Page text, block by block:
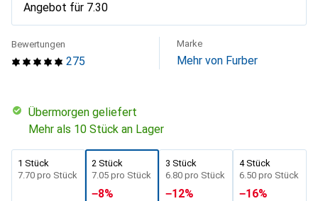
Angebot für CHF
7.30
275
Bewertungen Marke
Mehr von Furber
übermorgen geliefert
Mehr als 10 Stück an Lager
1 Stück
CHF
7.70 pro Stück
2 Stück
CHF
7.05 pro Stück
−8%
3 Stück
CHF
6.80 pro Stück
−12%
4 Stück
CHF
6.50 pro Stück
−16%